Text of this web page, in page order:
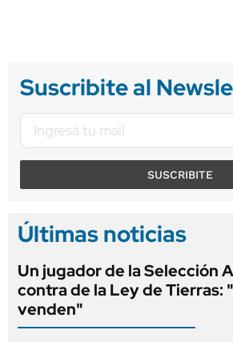
Suscribite al
SUSCRIBITE
Últimas noticias
Un jugador de la Selección
contra de la Ley de Tierras:
venden"